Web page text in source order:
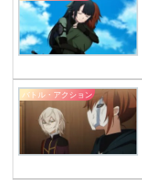
バトル・アクション